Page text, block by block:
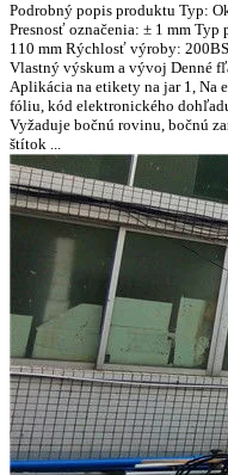
Podrobný popis produktu Typ:
Presnosť označenia: ± 1 mm
110 mm Rýchlosť výroby:
Vlastný výskum a vývoj Denné
Aplikácia na etikety na jar 1, Na
fóliu, kód elektronického
Vyžaduje bočnú rovinu, bočnú
štítok ...